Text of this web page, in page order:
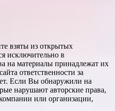
взяты из открытых
исключительно в
на материалы принадлежат их
ответственности за
Если Вы обнаружили на
нарушают авторские права,
или организации,